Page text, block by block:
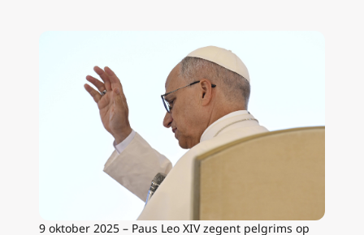
9 oktober 2025 – Paus Leo XIV zegent pelgrims op